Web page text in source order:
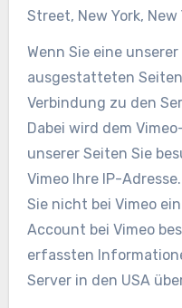
Street, New York, New
Wenn Sie eine
ausgestatteten
Verbindung zu den
Dabei wird dem
unserer Seiten Sie
Vimeo Ihre IP-
Sie nicht bei Vimeo
Account bei Vimeo
erfassten
Server in den USA